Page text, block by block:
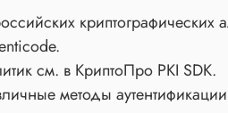
криптографических
см. в КриптоПро PKI SDK.
методы